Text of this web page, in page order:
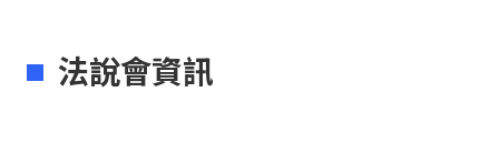
法說會資訊